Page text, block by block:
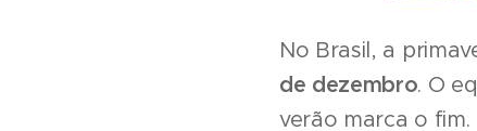
No Brasil, a
de dezembro. O
verão marca o fim.